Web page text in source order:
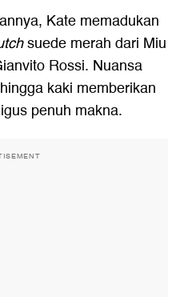
Kate memadukan
suede merah dari Miu
Rossi. Nuansa
kaki memberikan
penuh makna.